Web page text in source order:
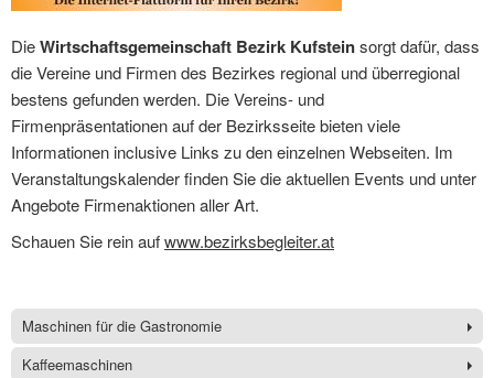
DieWirtschaftsgemeinschaft Bezirk Kufsteinsorgt dafür, dass
die Vereine und Firmen des Bezirkes regional und überregional
bestens gefunden werden. Die Vereins- und
Firmenpräsentationen auf der Bezirksseite bieten viele
Informationen inclusive Links zu den einzelnen Webseiten. Im
Veranstaltungskalender finden Sie die aktuellen Events und unter
Angebote Firmenaktionen aller Art.
Schauen Sie rein aufwww.bezirksbegleiter.at
Maschinen für die Gastronomie
Kaffeemaschinen